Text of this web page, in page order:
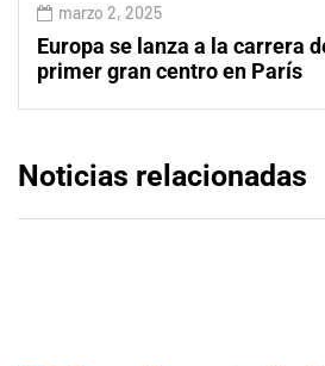
marzo 2, 2025
Europa se lanza a la carrera
primer gran centro en París
Noticias relacionadas